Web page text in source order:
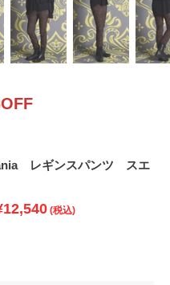
レギンスパンツ スエ
(税込)